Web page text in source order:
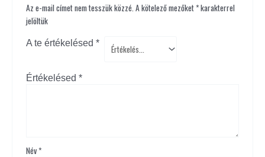
Az e-mail címet nem tesszük közzé. A kötelező mezőket*karakterrel
jelöltük
A te értékelésed *
Értékelésed *
Név*